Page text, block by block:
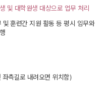
및 대학원생 대상으로 업무 처리
훈련간 지원 활동 등 평시 임무와
측길로 내려오면 위치함)